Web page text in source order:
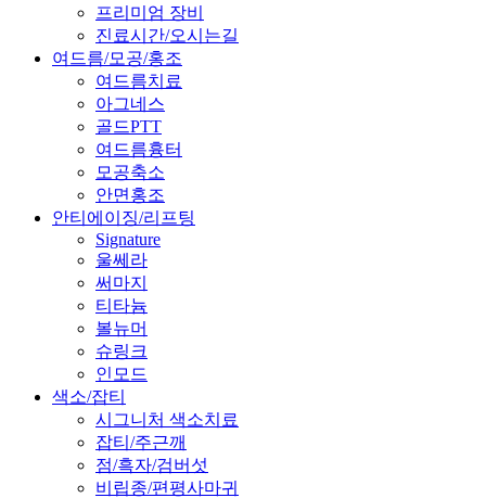
프리미엄 장비
진료시간/오시는길
여드름/모공/홍조
여드름치료
아그네스
골드PTT
여드름흉터
모공축소
안면홍조
안티에이징/리프팅
Signature
울쎄라
써마지
티타늄
볼뉴머
슈링크
인모드
색소/잡티
시그니처 색소치료
잡티/주근깨
점/흑자/검버섯
비립종/편평사마귀